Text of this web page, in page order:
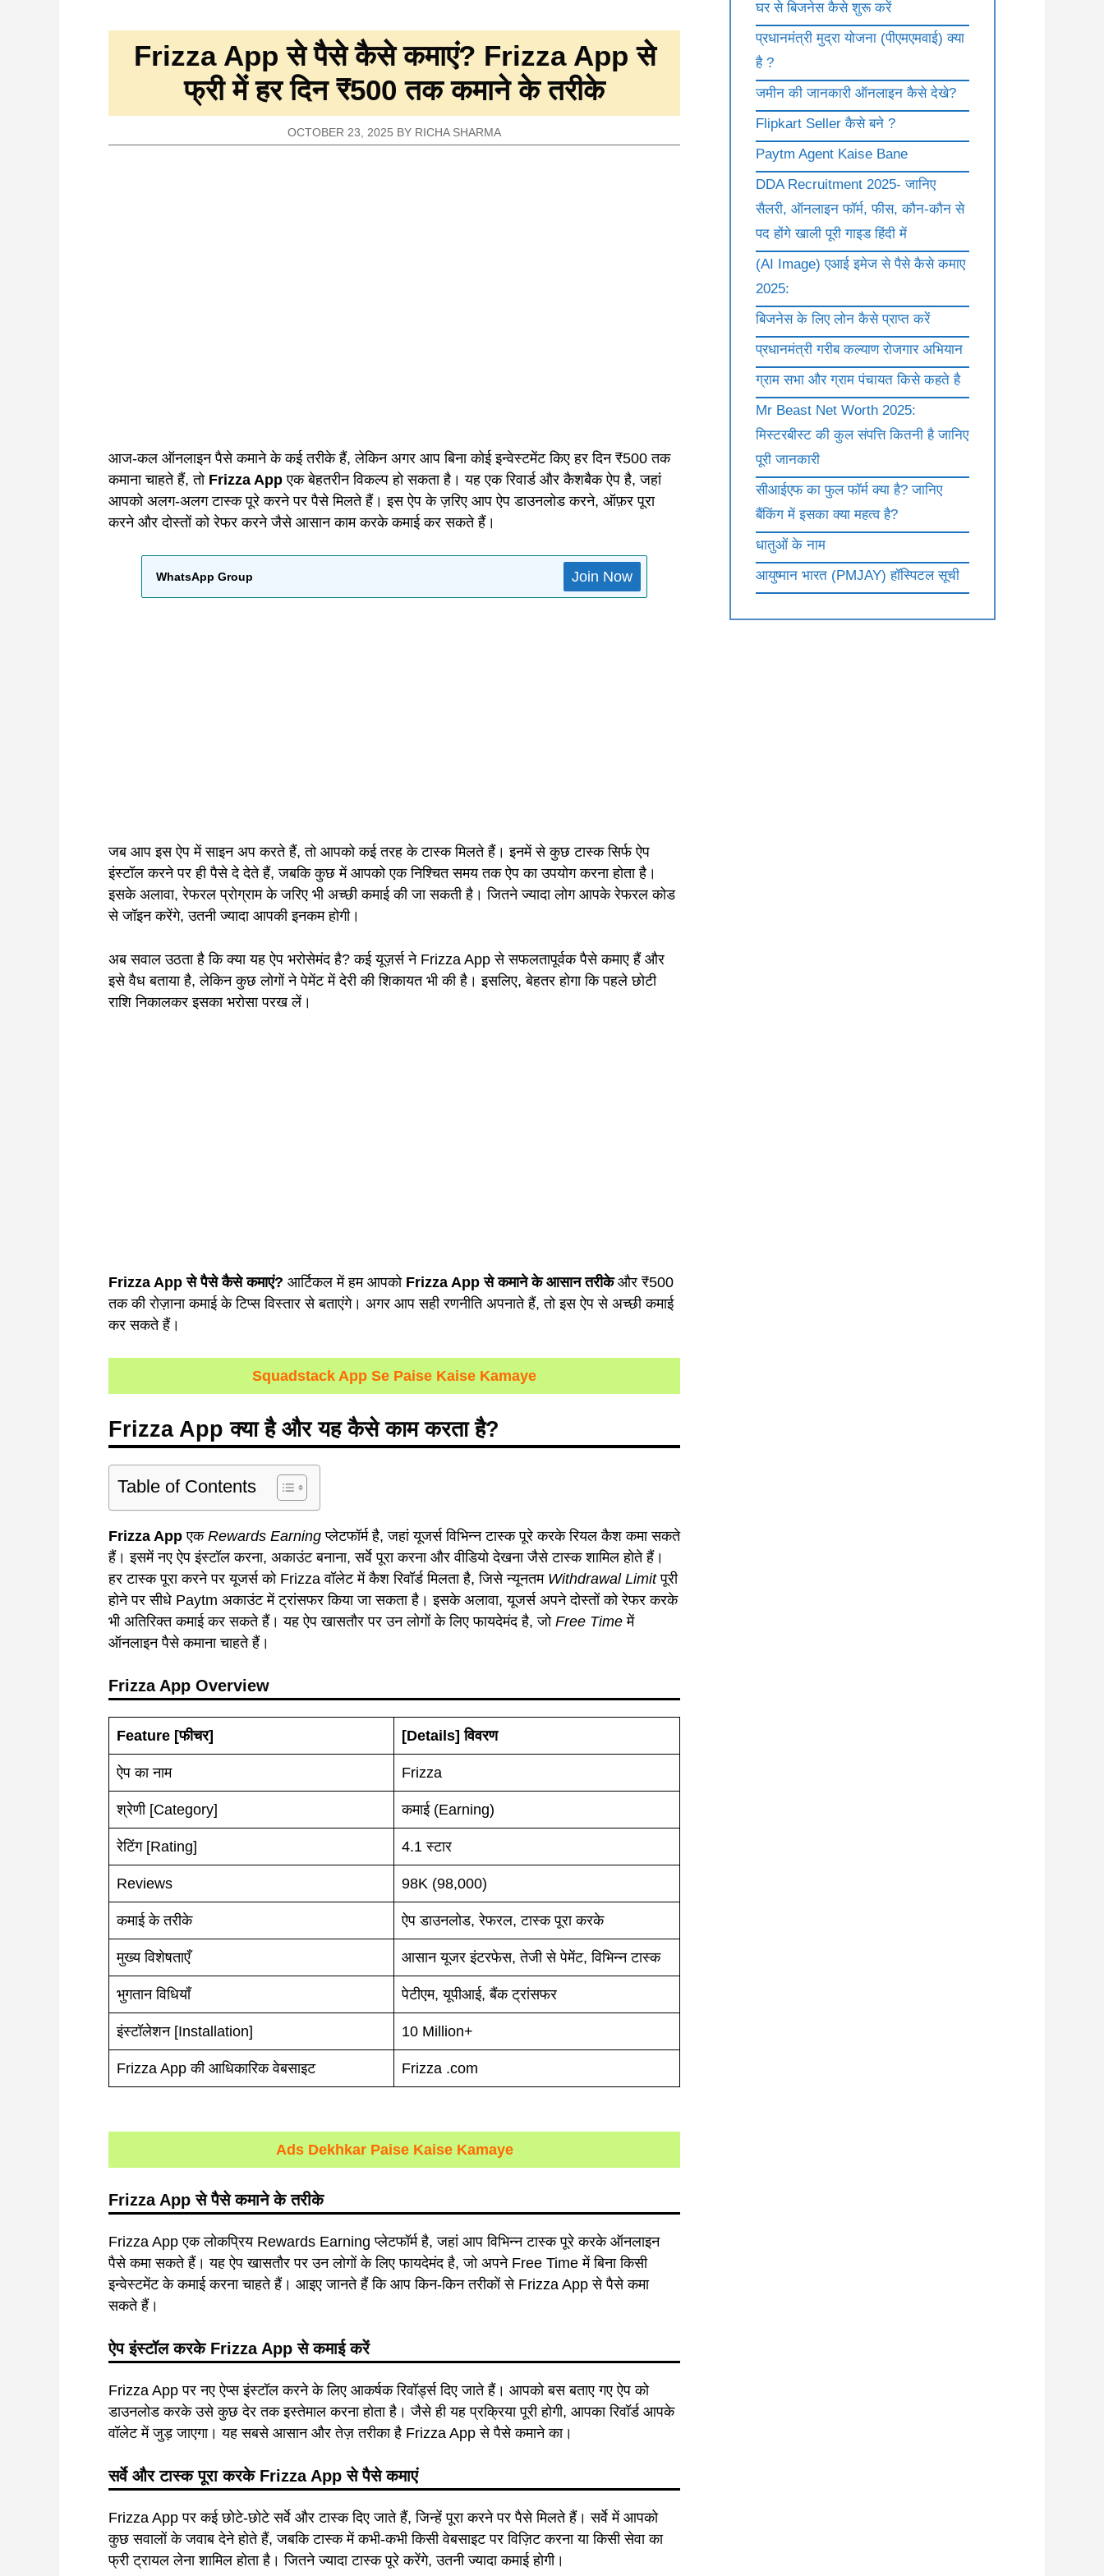
Frizza App से पैसे कैसे कमाएं? Frizza App से
फ्री में हर दिन ₹500 तक कमाने के तरीके
OCTOBER 23, 2025 BY RICHA SHARMA
आज-कल ऑनलाइन पैसे कमाने के कई तरीके हैं, लेकिन अगर आप बिना कोई इन्वेस्टमेंट किए हर दिन ₹500 तक
कमाना चाहते हैं, तो Frizza App एक बेहतरीन विकल्प हो सकता है। यह एक रिवार्ड और कैशबैक ऐप है, जहां
आपको अलग-अलग टास्क पूरे करने पर पैसे मिलते हैं। इस ऐप के ज़रिए आप ऐप डाउनलोड करने, ऑफ़र पूरा
करने और दोस्तों को रेफर करने जैसे आसान काम करके कमाई कर सकते हैं।
WhatsApp Group Join Now
जब आप इस ऐप में साइन अप करते हैं, तो आपको कई तरह के टास्क मिलते हैं। इनमें से कुछ टास्क सिर्फ ऐप
इंस्टॉल करने पर ही पैसे दे देते हैं, जबकि कुछ में आपको एक निश्चित समय तक ऐप का उपयोग करना होता है।
इसके अलावा, रेफरल प्रोग्राम के जरिए भी अच्छी कमाई की जा सकती है। जितने ज्यादा लोग आपके रेफरल कोड
से जॉइन करेंगे, उतनी ज्यादा आपकी इनकम होगी।
अब सवाल उठता है कि क्या यह ऐप भरोसेमंद है? कई यूज़र्स ने Frizza App से सफलतापूर्वक पैसे कमाए हैं और
इसे वैध बताया है, लेकिन कुछ लोगों ने पेमेंट में देरी की शिकायत भी की है। इसलिए, बेहतर होगा कि पहले छोटी
राशि निकालकर इसका भरोसा परख लें।
Frizza Appसे पैसे कैसे कमाएं? आर्टिकल में हम आपको Frizza Appसे कमाने के आसान तरीकेऔर ₹500
तक की रोज़ाना कमाई के टिप्स विस्तार से बताएंगे। अगर आप सही रणनीति अपनाते हैं, तो इस ऐप से अच्छी कमाई
कर सकते हैं।
Squadstack App Se Paise Kaise Kamaye
Frizza App क्या है और यह कैसे काम करता है?
Table of Contents
Frizza App एक Rewards Earning प्लेटफॉर्म है, जहां यूजर्स विभिन्न टास्क पूरे करके रियल कैश कमा सकते
हैं। इसमें नए ऐप इंस्टॉल करना, अकाउंट बनाना, सर्वे पूरा करना और वीडियो देखना जैसे टास्क शामिल होते हैं।
हर टास्क पूरा करने पर यूजर्स को Frizza वॉलेट में कैश रिवॉर्ड मिलता है, जिसे न्यूनतम Withdrawal Limitपूरी
होने पर सीधे Paytm अकाउंट में ट्रांसफर किया जा सकता है। इसके अलावा, यूजर्स अपने दोस्तों को रेफर करके
भी अतिरिक्त कमाई कर सकते हैं। यह ऐप खासतौर पर उन लोगों के लिए फायदेमंद है, जो Free Time में
ऑनलाइन पैसे कमाना चाहते हैं।
Frizza App Overview
Feature [फीचर] [Details] विवरण
ऐप का नाम Frizza
श्रेणी [Category] कमाई (Earning)
रेटिंग [Rating] 4.1 स्टार
Reviews 98K (98,000)
कमाई के तरीके ऐप डाउनलोड, रेफरल, टास्क पूरा करके
मुख्य विशेषताएँ आसान यूजर इंटरफेस, तेजी से पेमेंट, विभिन्न टास्क
भुगतान विधियाँ पेटीएम, यूपीआई, बैंक ट्रांसफर
इंस्टॉलेशन [Installation] 10 Million+
Frizza App की आधिकारिक वेबसाइट Frizza .com
Ads Dekhkar Paise Kaise Kamaye
Frizza Appसे पैसे कमाने के तरीके
Frizza App एक लोकप्रिय Rewards Earning प्लेटफॉर्म है, जहां आप विभिन्न टास्क पूरे करके ऑनलाइन
पैसे कमा सकते हैं। यह ऐप खासतौर पर उन लोगों के लिए फायदेमंद है, जो अपने Free Time में बिना किसी
इन्वेस्टमेंट के कमाई करना चाहते हैं। आइए जानते हैं कि आप किन-किन तरीकों से Frizza App से पैसे कमा
सकते हैं।
ऐप इंस्टॉल करकेFrizza Appसे कमाई करें
Frizza App पर नए ऐप्स इंस्टॉल करने के लिए आकर्षक रिवॉर्ड्स दिए जाते हैं। आपको बस बताए गए ऐप को
डाउनलोड करके उसे कुछ देर तक इस्तेमाल करना होता है। जैसे ही यह प्रक्रिया पूरी होगी, आपका रिवॉर्ड आपके
वॉलेट में जुड़ जाएगा। यह सबसे आसान और तेज़ तरीका है Frizza App से पैसे कमाने का।
सर्वे और टास्क पूरा करकेFrizza Appसे पैसे कमाएं
Frizza App पर कई छोटे-छोटे सर्वे और टास्क दिए जाते हैं, जिन्हें पूरा करने पर पैसे मिलते हैं। सर्वे में आपको
कुछ सवालों के जवाब देने होते हैं, जबकि टास्क में कभी-कभी किसी वेबसाइट पर विज़िट करना या किसी सेवा का
फ्री ट्रायल लेना शामिल होता है। जितने ज्यादा टास्क पूरे करेंगे, उतनी ज्यादा कमाई होगी।
घर से बिजनेस कैसे शुरू करें
प्रधानमंत्री मुद्रा योजना (पीएमएमवाई) क्या
है ?
जमीन की जानकारी ऑनलाइन कैसे देखे?
Flipkart Seller कैसे बने ?
Paytm Agent Kaise Bane
DDA Recruitment 2025- जानिए
सैलरी, ऑनलाइन फॉर्म, फीस, कौन-कौन से
पद होंगे खाली पूरी गाइड हिंदी में
(AI Image) एआई इमेज से पैसे कैसे कमाए
2025:
बिजनेस के लिए लोन कैसे प्राप्त करें
प्रधानमंत्री गरीब कल्याण रोजगार अभियान
ग्राम सभा और ग्राम पंचायत किसे कहते है
Mr Beast Net Worth 2025:
मिस्टरबीस्ट की कुल संपत्ति कितनी है जानिए
पूरी जानकारी
सीआईएफ का फुल फॉर्म क्या है? जानिए
बैंकिंग में इसका क्या महत्व है?
धातुओं के नाम
आयुष्मान भारत (PMJAY) हॉस्पिटल सूची